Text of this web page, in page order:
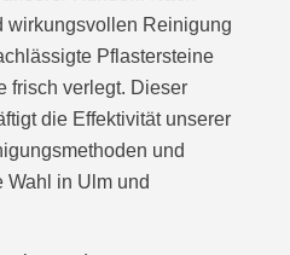
wirkungsvollen Reinigung
Pflastersteine
frisch verlegt. Dieser
die Effektivität unserer
und
Wahl in Ulm und